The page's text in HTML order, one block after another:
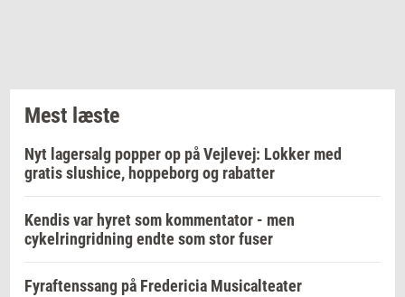
Mest læste
Nyt lagersalg popper op på Vejlevej: Lokker med
gratis slushice, hoppeborg og rabatter
Kendis var hyret som kommentator - men
cykelringridning endte som stor fuser
Fyraftenssang på Fredericia Musicalteater